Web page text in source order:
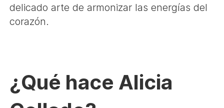
delicado arte de armonizar las energías del
corazón.
¿Qué hace Alicia